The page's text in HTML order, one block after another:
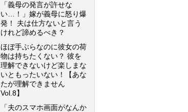
「義母の発言が許せな
い…！」嫁が義母に怒り爆
発！ 夫は仕方ないと言う
けれど諦めるべき？
ほぼ手ぶらなのに彼女の荷
物は持ちたくない？ 彼を
理解できないけど楽しまな
いともったいない！【あな
たが理解できません
Vol.8】
「夫のスマホ画面がなんか